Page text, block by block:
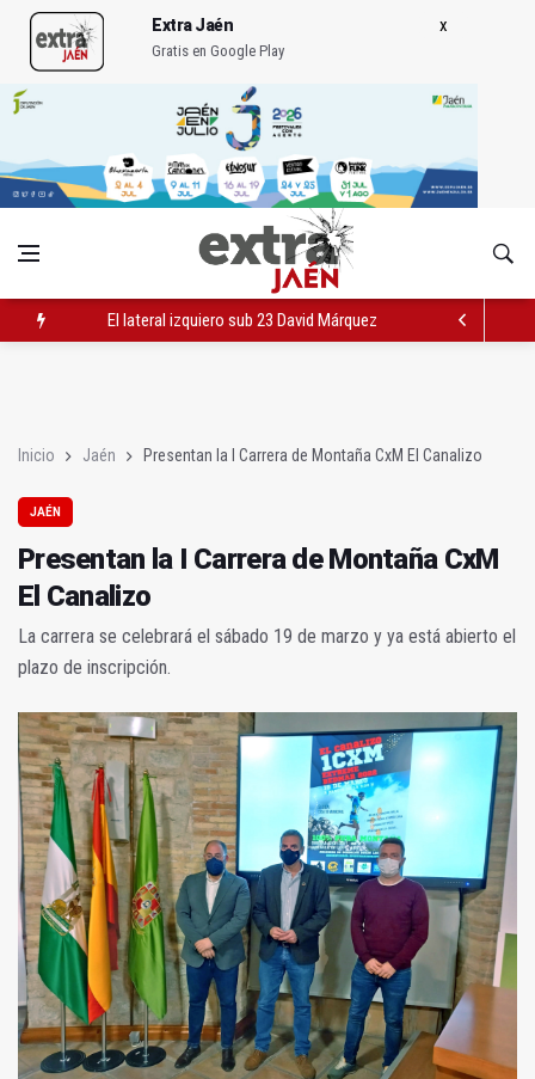
Extra Jaén
Gratis en Google Play
El lateral izquiero sub 23 David Márquez, nuevo fichaje del
Inicio Jaén Presentan la I Carrera de Montaña CxM El Canalizo
JAÉN
Presentan la I Carrera de Montaña CxM
El Canalizo
La carrera se celebrará el sábado 19 de marzo y ya está abierto el
plazo de inscripción.